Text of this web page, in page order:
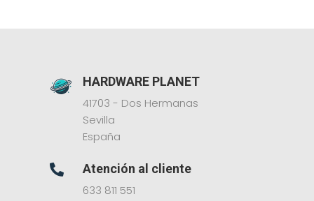
HARDWARE PLANET
41703 - Dos Hermanas
Sevilla
España

Atención al cliente
633 811 551